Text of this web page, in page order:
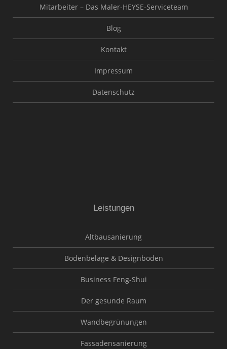
Mitarbeiter – Das Maler-HEYSE-Serviceteam
Blog
Kontakt
Impressum
Datenschutz
Leistungen
Altbausanierung
Bodenbeläge & Designböden
Business Feng-Shui
Der gesunde Raum
Wandbegrünungen
Fassadensanierung